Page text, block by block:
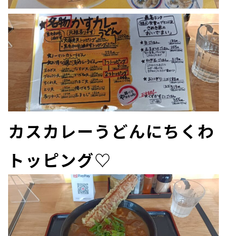
カスカレーうどんにちくわ
トッピング♡